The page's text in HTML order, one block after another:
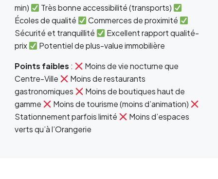
min)
Très bonne accessibilité (transports)
Écoles de qualité
Commerces de proximité
Sécurité et tranquillité
Excellent rapport qualité-
prix
Potentiel de plus-value immobilière
Points faibles :
Moins de vie nocturne que
Centre-Ville
Moins de restaurants
gastronomiques
Moins de boutiques haut de
gamme
Moins de tourisme (moins d’animation)
Stationnement parfois limité
Moins d’espaces
verts qu’à l’Orangerie